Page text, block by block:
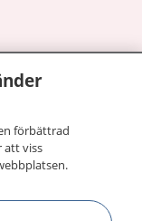
förbättrad
att viss